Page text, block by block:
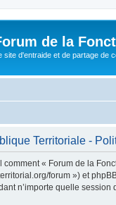
de la
site d'entraide et de partage de
Territoriale -
« Forum de la
forum ») et
n’importe quelle session